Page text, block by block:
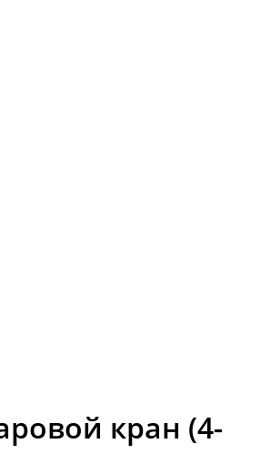
кран (4-